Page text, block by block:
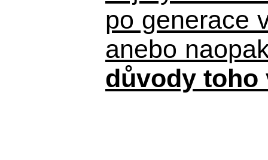
po generace
anebo
důvody toho